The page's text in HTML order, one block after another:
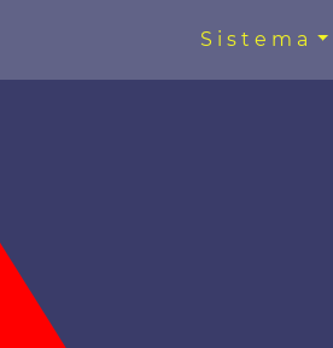
Sistema